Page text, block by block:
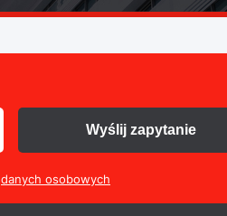
danych osobowych
Wyślij zapytanie